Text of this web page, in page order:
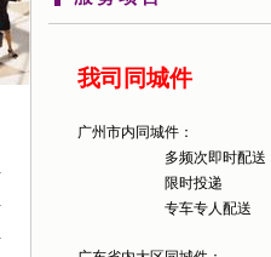
我司同城件
广州市内同城件：
多频次即时配送
限时投递
专车专人配送